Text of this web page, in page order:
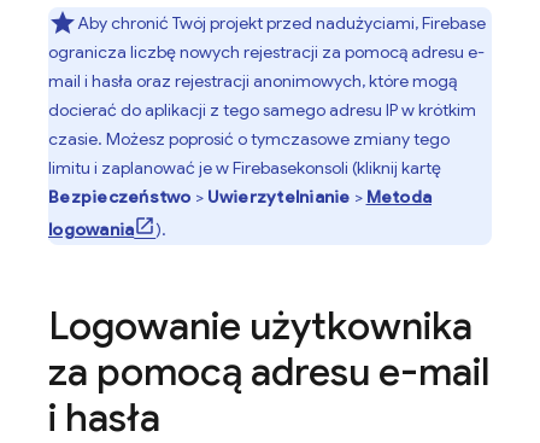
Aby chronić Twój projekt przed nadużyciami, Firebase
ogranicza liczbę nowych rejestracji za pomocą adresu e-
mail i hasła oraz rejestracji anonimowych, które mogą
docierać do aplikacji z tego samego adresu IP w krótkim
czasie. Możesz poprosić o tymczasowe zmiany tego
limitu i zaplanować je wFirebasekonsoli (kliknij kartę
Bezpieczeństwo > Uwierzytelnianie > Metoda
logowania
).
Logowanie użytkownika
za pomocą adresu e-mail
i hasła